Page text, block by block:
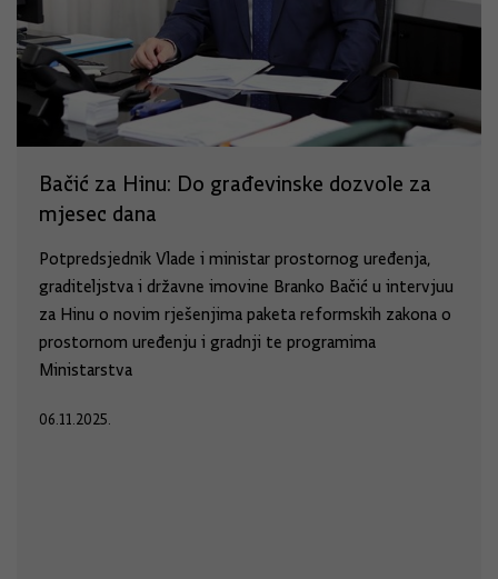
Bačić za Hinu: Do građevinske dozvole za
mjesec dana
Potpredsjednik Vlade i ministar prostornog uređenja,
graditeljstva i državne imovine Branko Bačić u intervjuu
za Hinu o novim rješenjima paketa reformskih zakona o
prostornom uređenju i gradnji te programima
Ministarstva
06.11.2025.